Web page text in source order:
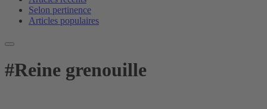
Selon pertinence
Articles populaires
#Reine grenouille